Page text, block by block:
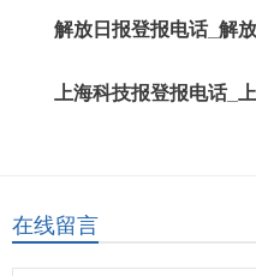
解放日报登报电话_解
上海科技报登报电话_
在线留言